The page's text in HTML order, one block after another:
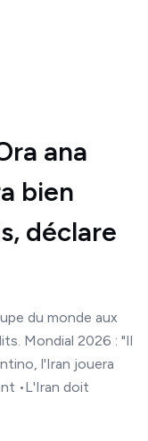
ana
bien
déclare
du monde aux
Mondial 2026 : "Il
l'Iran jouera
•L'Iran doit